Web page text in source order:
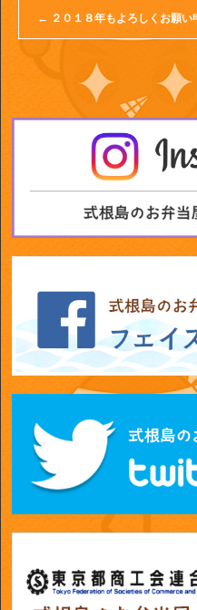
← ２０１８年もよろしくお願い